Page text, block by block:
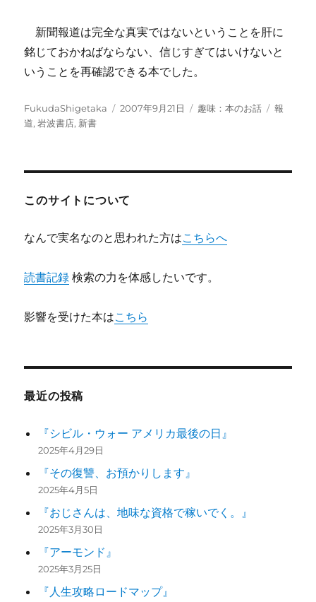
新聞報道は完全な真実ではないということを肝に
銘じておかねばならない、信じすぎてはいけないと
いうことを再確認できる本でした。
投
稿
FukudaShigetaka
投
2007年9月21日
カ
趣味：本のお話
タ
報
道,岩波書店, 新書
このサイトについて
なんで実名なのと思われた方はこちらへ
読書記録 検索の力を体感したいです。
影響を受けた本はこちら
最近の投稿
『シビル・ウォー アメリカ最後の日』
2025年4月29日
『その復讐、お預かりします』
2025年4月5日
『おじさんは、地味な資格で稼いでく。』
2025年3月30日
『アーモンド』
2025年3月25日
『人生攻略ロードマップ』